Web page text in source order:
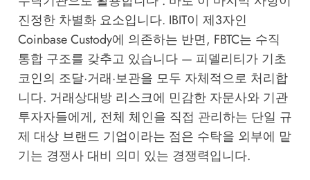
진정한 차별화 요소입니다. IBIT이 제3자인
Coinbase Custody에 의존하는 반면, FBTC는 수직
통합 구조를 갖추고 있습니다 — 피델리티가 기초
코인의 조달·거래·보관을 모두 자체적으로 처리합
니다. 거래상대방 리스크에 민감한 자문사와 기관
투자자들에게, 전체 체인을 직접 관리하는 단일 규
제 대상 브랜드 기업이라는 점은 수탁을 외부에 맡
기는 경쟁사 대비 의미 있는 경쟁력입니다.